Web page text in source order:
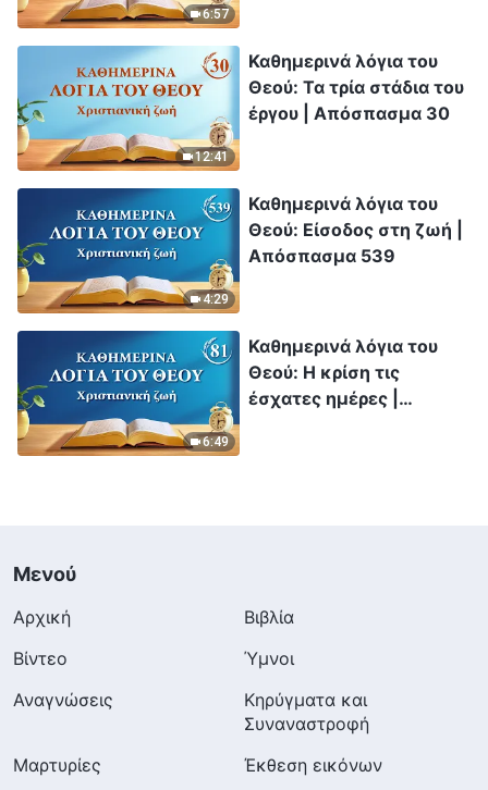
6:57
12:41
Καθημερινά λόγια του
Θεού: Τα τρία στάδια του
έργου | Απόσπασμα 30
4:29
Καθημερινά λόγια του
Θεού: Είσοδος στη ζωή |
Απόσπασμα 539
6:49
Καθημερινά λόγια του
Θεού: Η κρίση τις
έσχατες ημέρες |
Μενού
Αρχική
Βιβλία
Βίντεο
Ύμνοι
Αναγνώσεις
Κηρύγματα και
Συναναστροφή
Μαρτυρίες
Έκθεση εικόνων